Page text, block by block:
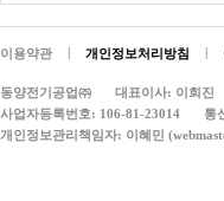
이용약관 개인정보처리방침
동양전기공업㈜ 대표이사: 이희진
사업자등록번호: 106-81-23014
통
개인정보관리책임자: 이혜민